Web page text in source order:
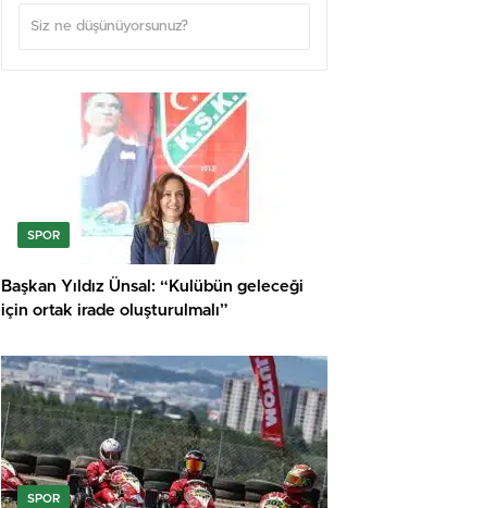
SPOR
Başkan Yıldız Ünsal: “Kulübün geleceği
için ortak irade oluşturulmalı”
SPOR